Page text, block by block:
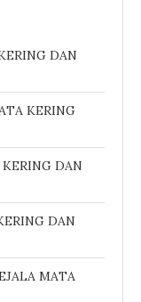
DAN
KERING
DAN
DAN
MATA